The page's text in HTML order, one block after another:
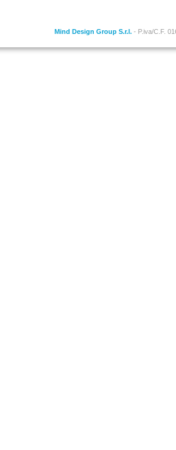
Mind Design Group S.r.l.- P.iva/C.F.